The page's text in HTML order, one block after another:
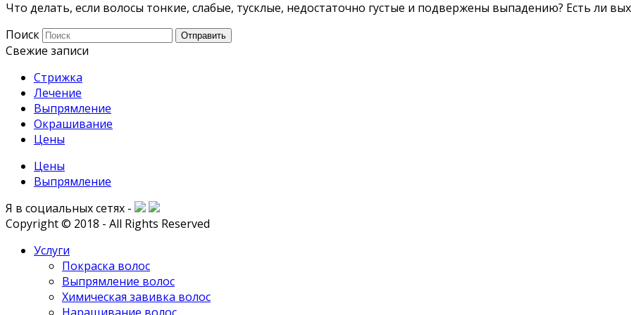
Что делать, если волосы тонкие, слабые, тусклые, недостаточно густые и подвержены выпадению? Есть ли
Поиск
Отправить
Свежие записи
Стрижка
Лечение
Выпрямление
Окрашивание
Цены
Цены
Выпрямление
Я в социальных сетях -
Copyright © 2018 - All Rights Reserved
Услуги
Покраска волос
Выпрямление волос
Химическая завивка волос